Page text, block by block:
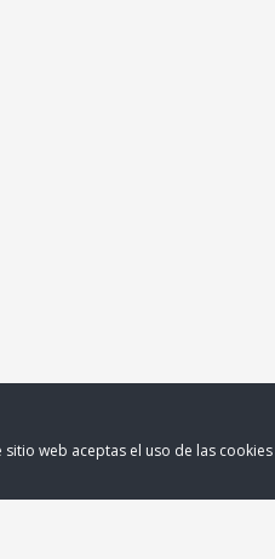
web aceptas el uso de las